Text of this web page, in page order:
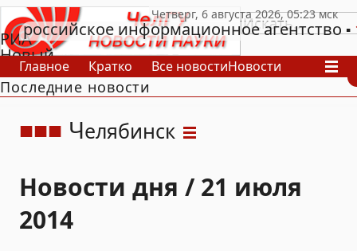
РИА
Новый
День
российское информационное агентство
Главное Кратко Все новостиНовости
В России
В мире
Последние новости
Челябинск
Новости дня / 21 июля
2014